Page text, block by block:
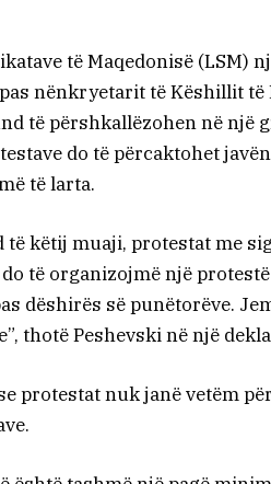
të Maqedonisë (LSM)
nënkryetarit të Këshillit të
të përshkallëzohen në një
do të përcaktohet
të larta.
të këtij muaji, protestat me
të organizojmë një
dëshirës së punëtorëve.
thotë Peshevski në një
protestat nuk janë vetëm